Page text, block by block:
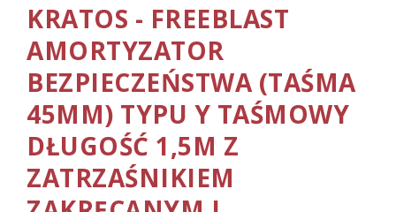
KRATOS - FREEBLAST
AMORTYZATOR
BEZPIECZEŃSTWA (TAŚMA
45MM) TYPU Y TAŚMOWY
DŁUGOŚĆ 1,5M Z
ZATRZAŚNIKIEM